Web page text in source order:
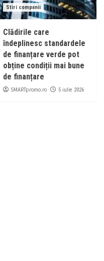
Stiri companii
Clădirile care
îndeplinesc standardele
de finanțare verde pot
obține condiții mai bune
de finanțare
SMARTpromo.ro 5 iulie 2026